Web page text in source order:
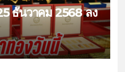
ธันวาคม 2568 ลง